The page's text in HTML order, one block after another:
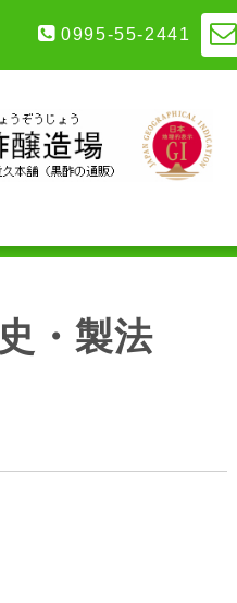
0995-55-2441
・製法